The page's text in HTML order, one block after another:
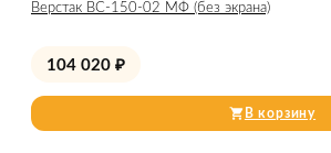
Верстак ВС-150-02 МФ (без экрана)
104 020 ₽
В корзину